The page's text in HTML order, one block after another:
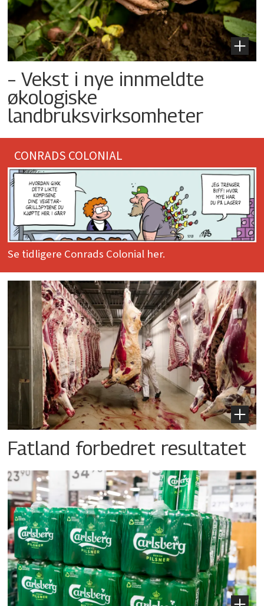
– Vekst i nye innmeldte
økologiske
landbruksvirksomheter
CONRADS COLONIAL
Se tidligere Conrads Colonial her.
Fatland forbedret resultatet